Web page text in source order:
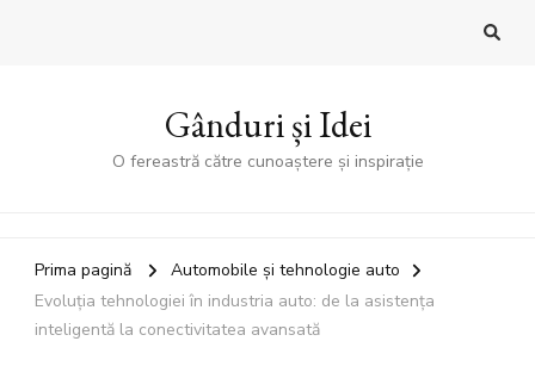
Gânduri și Idei
O fereastră către cunoaștere și inspirație
Prima pagină
Automobile și tehnologie auto
Evoluția tehnologiei în industria auto: de la asistența
inteligentă la conectivitatea avansată